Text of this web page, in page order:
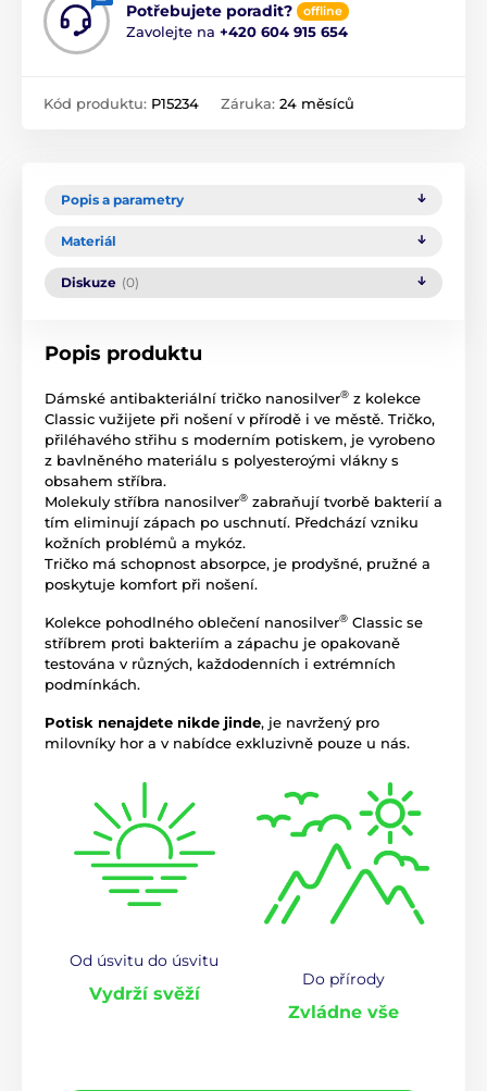
Potřebujete poradit? offline
Zavolejte na +420 604 915 654
Kód produktu: P15234 Záruka: 24 měsíců
Popis a parametry
Materiál
Diskuze (0)
Popis produktu
Dámské antibakteriální tričko nanosilver® z kolekce
Classic vužijete při nošení v přírodě i ve městě. Tričko,
přiléhavého střihu s moderním potiskem, je vyrobeno
z bavlněného materiálu s polyesteroými vlákny s
obsahem stříbra.
Molekuly stříbra nanosilver® zabraňují tvorbě bakterií a
tím eliminují zápach po uschnutí. Předchází vzniku
kožních problémů a mykóz.
Tričko má schopnost absorpce, je prodyšné, pružné a
poskytuje komfort při nošení.
Kolekce pohodlného oblečení nanosilver® Classic se
stříbrem proti bakteriím a zápachu je opakovaně
testována v různých, každodenních i extrémních
podmínkách.
Potisk nenajdete nikde jinde, je navržený pro
milovníky hor a v nabídce exkluzivně pouze u nás.
Od úsvitu do úsvitu
Vydrží svěží
Do přírody
Zvládne vše